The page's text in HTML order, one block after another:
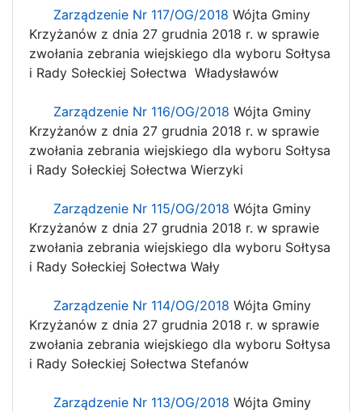
Zarządzenie Nr 117/OG/2018 Wójta Gminy
Krzyżanów z dnia 27 grudnia 2018 r. w sprawie
zwołania zebrania wiejskiego dla wyboru Sołtysa
i Rady Sołeckiej Sołectwa Władysławów
Zarządzenie Nr 116/OG/2018 Wójta Gminy
Krzyżanów z dnia 27 grudnia 2018 r. w sprawie
zwołania zebrania wiejskiego dla wyboru Sołtysa
i Rady Sołeckiej Sołectwa Wierzyki
Zarządzenie Nr 115/OG/2018 Wójta Gminy
Krzyżanów z dnia 27 grudnia 2018 r. w sprawie
zwołania zebrania wiejskiego dla wyboru Sołtysa
i Rady Sołeckiej Sołectwa Wały
Zarządzenie Nr 114/OG/2018 Wójta Gminy
Krzyżanów z dnia 27 grudnia 2018 r. w sprawie
zwołania zebrania wiejskiego dla wyboru Sołtysa
i Rady Sołeckiej Sołectwa Stefanów
Zarządzenie Nr 113/OG/2018 Wójta Gminy